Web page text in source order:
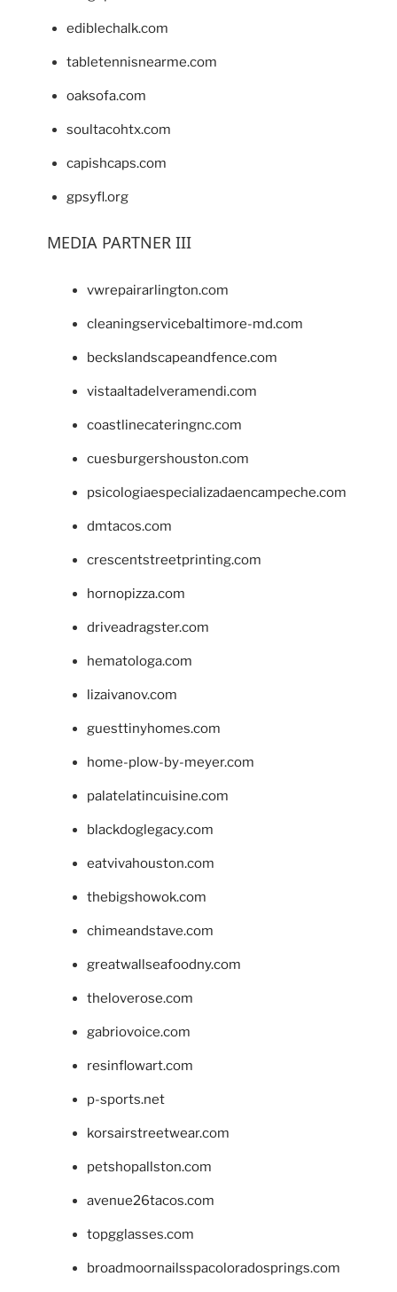
ediblechalk.com
tabletennisnearme.com
oaksofa.com
soultacohtx.com
capishcaps.com
gpsyfl.org
MEDIA PARTNER III
vwrepairarlington.com
cleaningservicebaltimore-md.com
beckslandscapeandfence.com
vistaaltadelveramendi.com
coastlinecateringnc.com
cuesburgershouston.com
psicologiaespecializadaencampeche.com
dmtacos.com
crescentstreetprinting.com
hornopizza.com
driveadragster.com
hematologa.com
lizaivanov.com
guesttinyhomes.com
home-plow-by-meyer.com
palatelatincuisine.com
blackdoglegacy.com
eatvivahouston.com
thebigshowok.com
chimeandstave.com
greatwallseafoodny.com
theloverose.com
gabriovoice.com
resinflowart.com
p-sports.net
korsairstreetwear.com
petshopallston.com
avenue26tacos.com
topgglasses.com
broadmoornailsspacoloradosprings.com